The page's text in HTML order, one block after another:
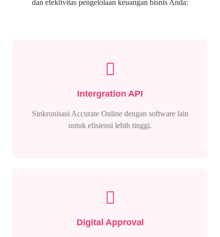
dan efektivitas pengelolaan keuangan bisnis Anda:
Intergration API
Sinkronisasi Accurate Online dengan software lain
untuk efisiensi lebih tinggi.
Digital Approval